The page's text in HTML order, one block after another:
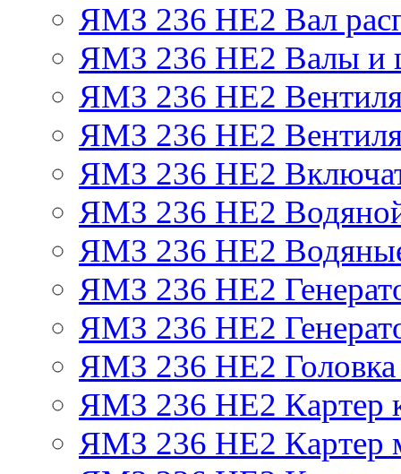
ЯМЗ 236 НЕ2 Вал
ЯМЗ 236 НЕ2 Валы и
ЯМЗ 236 НЕ2
ЯМЗ 236 НЕ2
ЯМЗ 236 НЕ2
ЯМЗ 236 НЕ2
ЯМЗ 236 НЕ2
ЯМЗ 236 НЕ2
ЯМЗ 236 НЕ2
ЯМЗ 236 НЕ2 Головка
ЯМЗ 236 НЕ2 Картер
ЯМЗ 236 НЕ2 Картер